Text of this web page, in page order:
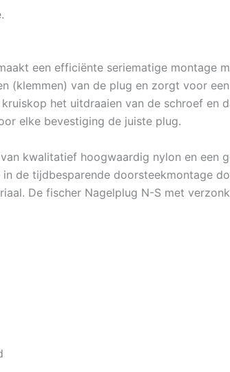
een efficiënte seriematige montage
van de plug en zorgt voor
het uitdraaien van de schroef en
elke bevestiging de juiste plug.
kwalitatief hoogwaardig nylon en een
de tijdbesparende doorsteekmontage
De fischer Nagelplug N-S met